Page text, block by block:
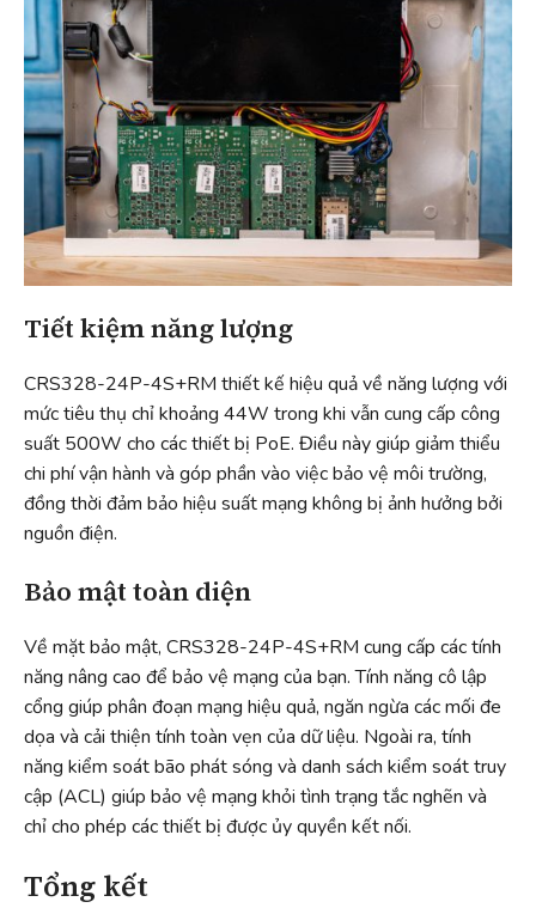
Tiết kiệm năng lượng
CRS328-24P-4S+RM thiết kế hiệu quả về năng lượng với
mức tiêu thụ chỉ khoảng 44W trong khi vẫn cung cấp công
suất 500W cho các thiết bị PoE. Điều này giúp giảm thiểu
chi phí vận hành và góp phần vào việc bảo vệ môi trường,
đồng thời đảm bảo hiệu suất mạng không bị ảnh hưởng bởi
nguồn điện.
Bảo mật toàn diện
Về mặt bảo mật, CRS328-24P-4S+RM cung cấp các tính
năng nâng cao để bảo vệ mạng của bạn. Tính năng cô lập
cổng giúp phân đoạn mạng hiệu quả, ngăn ngừa các mối đe
dọa và cải thiện tính toàn vẹn của dữ liệu. Ngoài ra, tính
năng kiểm soát bão phát sóng và danh sách kiểm soát truy
cập (ACL) giúp bảo vệ mạng khỏi tình trạng tắc nghẽn và
chỉ cho phép các thiết bị được ủy quyền kết nối.
Tổng kết